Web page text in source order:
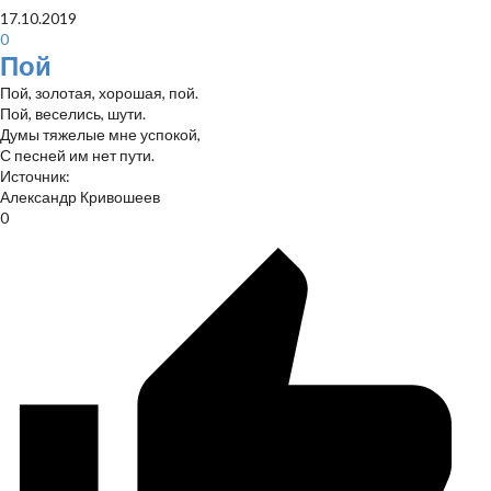
17.10.2019
0
Пой
Пой, золотая, хорошая, пой.
Пой, веселись, шути.
Думы тяжелые мне успокой,
С песней им нет пути.
Источник:
Александр Кривошеев
0